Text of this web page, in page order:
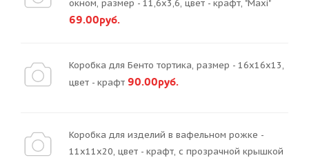
окном, размер - 11,6х3,6, цвет - крафт, "Maxi"
69.00руб.
Коробка для Бенто тортика, размер - 16х16х13,
цвет - крафт 90.00руб.
Коробка для изделий в вафельном рожке -
11х11х20, цвет - крафт, с прозрачной крышкой